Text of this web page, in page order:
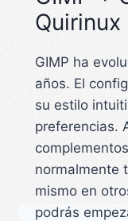
Quirinux
GIMP ha
años. El
su estilo
preferencias.
normalmente
mismo en
podrás